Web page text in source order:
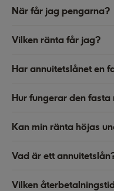
När får jag pengarna?
Vilken ränta får jag?
Har annuitetslånet en
Hur fungerar den
Kan min ränta höjas
Vad är ett
Vilken